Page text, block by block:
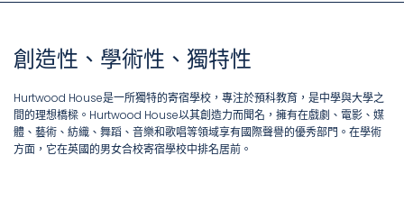
創造性、學術性、獨特性
Hurtwood House是一所獨特的寄宿學校，專注於預科教育，是中學與大學之
間的理想橋樑。Hurtwood House以其創造力而聞名，擁有在戲劇、電影、媒
體、藝術、紡織、舞蹈、音樂和歌唱等領域享有國際聲譽的優秀部門。在學術
方面，它在英國的男女合校寄宿學校中排名居前。